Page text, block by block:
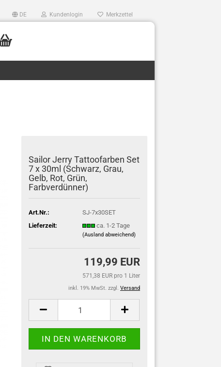
DE Kundenlogin Merkzettel
Sailor Jerry Tattoofarben Set
7 x 30ml (Schwarz, Grau,
Gelb, Rot, Grün,
Farbverdünner)
Art.Nr.:
SJ-7x30SET
Lieferzeit:
ca. 1-2 Tage
(Ausland abweichend)
119,99 EUR
571,38 EUR pro 1 Liter
inkl. 19% MwSt. zzgl. Versand